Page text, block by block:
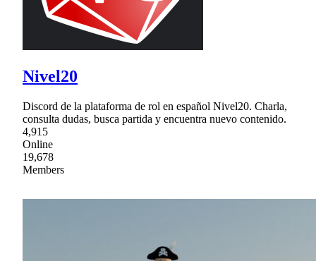
Nivel20
Discord de la plataforma de rol en español Nivel20. Charla,
consulta dudas, busca partida y encuentra nuevo contenido.
4,915
Online
19,678
Members